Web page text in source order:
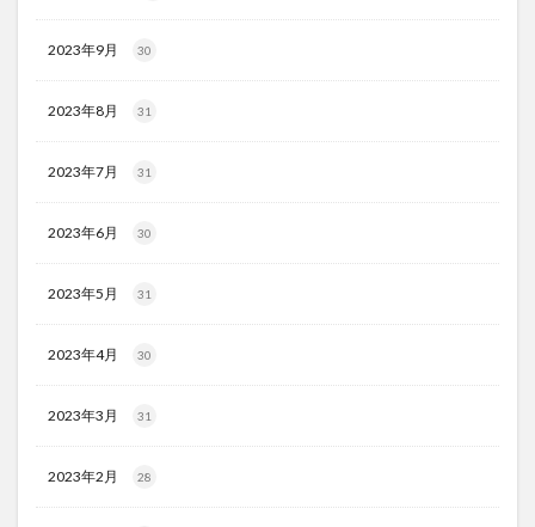
2023年9月 30
2023年8月 31
2023年7月 31
2023年6月 30
2023年5月 31
2023年4月 30
2023年3月 31
2023年2月 28